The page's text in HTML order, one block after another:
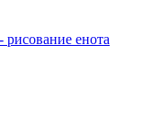
енота